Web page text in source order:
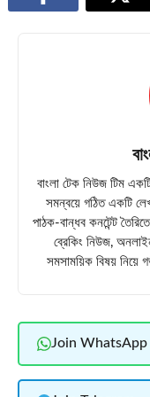
বাংলা টেক নিউজ টিম
সমন্বয়ে গঠিত একটি
পাঠক-বান্ধব কনটেন্ট
ব্রেকিং নিউজ,
সমসাময়িক বিষয় নিয়ে
Join WhatsApp